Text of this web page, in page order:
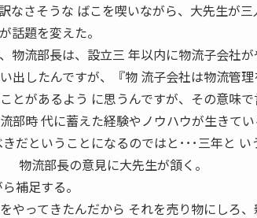
なさそうな ばこを喫いながら、大先生が三
話題を変えた。
物流部長は、設立三 年以内に物流子会社が
出したんですが、『物 流子会社は物流管
とがあるよう に思うんですが、その意味
部時 代に蓄えた経験やノウハウが生きて
だということになるのではと･･･三年と
物流部長の意見に大先生が頷く。
補足する。
やってきたんだから それを売り物にしろ